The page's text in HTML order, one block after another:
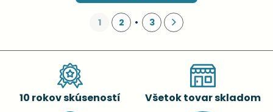
1 2 3
10 rokov skúseností Všetok tovar skladom